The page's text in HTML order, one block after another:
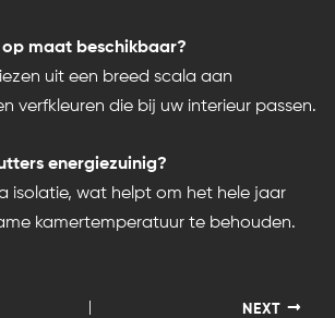
op maat beschikbaar?
uit een breed scala aan
verfkleuren die bij uw interieur passen.
energiezuinig?
isolatie, wat helpt om het hele jaar
kamertemperatuur te behouden.
NEXT